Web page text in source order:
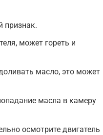
признак.
может гореть и
масло, это может
масла в камеру
осмотрите двигатель